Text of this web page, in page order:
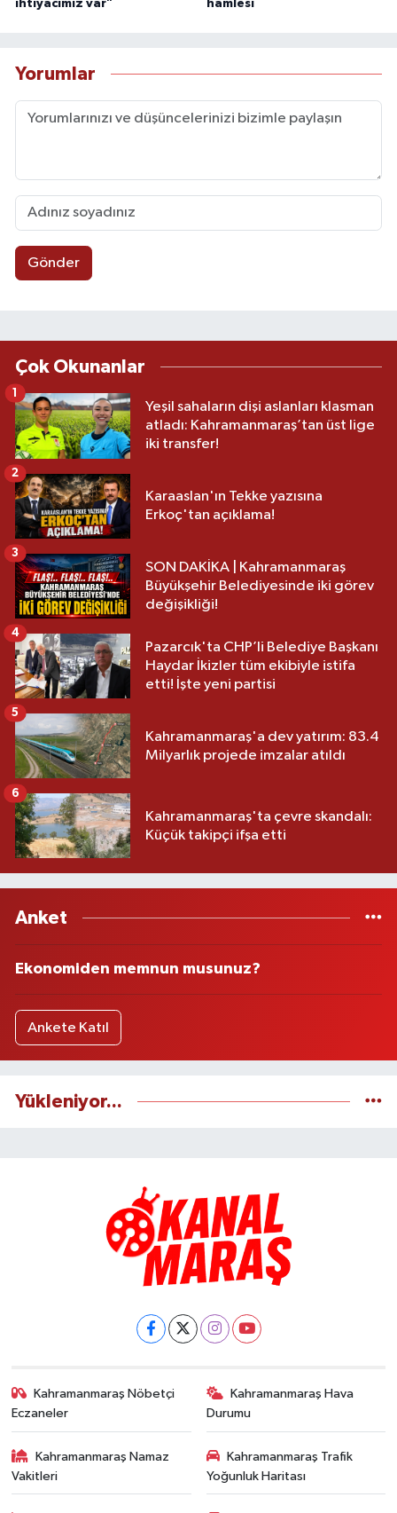
ihtiyacımız var" hamlesi
Yorumlar
Gönder
Çok Okunanlar
Yeşil sahaların dişi aslanları klasman
atladı: Kahramanmaraş’tan üst lige
iki transfer!
1
Karaaslan'ın Tekke yazısına
Erkoç'tan açıklama!
2
SON DAKİKA | Kahramanmaraş
Büyükşehir Belediyesinde iki görev
değişikliği!
3
Pazarcık'ta CHP’li Belediye Başkanı
Haydar İkizler tüm ekibiyle istifa
etti! İşte yeni partisi
4
Kahramanmaraş'a dev yatırım: 83.4
Milyarlık projede imzalar atıldı
5
Kahramanmaraş'ta çevre skandalı:
Küçük takipçi ifşa etti
6
Anket
Ekonomiden memnun musunuz?
Ankete Katıl
Yükleniyor...
Kahramanmaraş Nöbetçi
Eczaneler
Kahramanmaraş Hava
Durumu
Kahramanmaraş Namaz
Vakitleri
Kahramanmaraş Trafik
Yoğunluk Haritası